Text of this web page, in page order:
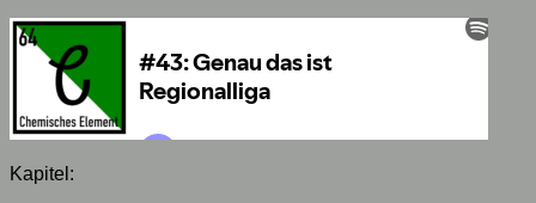
Kapitel: